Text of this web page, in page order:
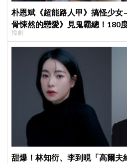
朴恩斌《超能路人甲》搞怪少
骨悚然的戀愛》見鬼霸總！180
演技獲讚「信看演員」
韓劇
甜爆！林知衍、李到晛「高爾夫